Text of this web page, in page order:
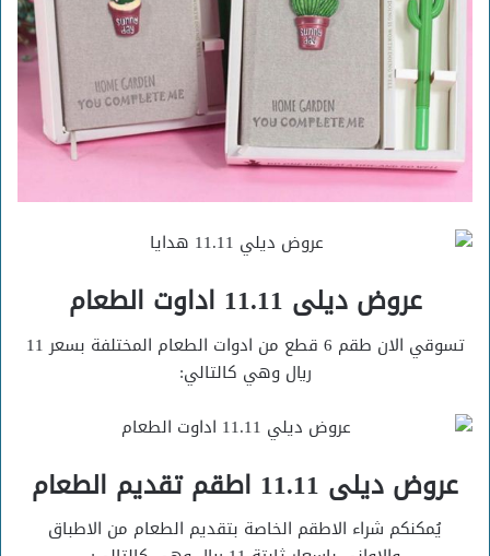
عروض ديلى 11.11 اداوت الطعام
تسوقي الان طقم 6 قطع من ادوات الطعام المختلفة بسعر 11
ريال وهي كالتالي:
عروض ديلى 11.11 اطقم تقديم الطعام
يُمكنكم شراء الاطقم الخاصة بتقديم الطعام من الاطباق